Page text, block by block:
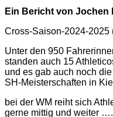
Ein Bericht von Jochen
Cross-Saison-2024-2025
Unter den 950
standen auch 15
und es gab auch noch
SH-Meisterschaften in
bei der WM reiht sich
gerne mittig und weiter